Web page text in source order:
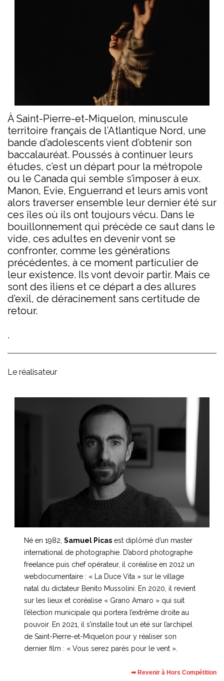
À Saint-Pierre-et-Miquelon, minuscule
territoire français de l’Atlantique Nord, une
bande d’adolescents vient d’obtenir son
baccalauréat. Poussés à continuer leurs
études, c’est un départ pour la métropole
ou le Canada qui semble s’imposer à eux.
Manon, Evie, Enguerrand et leurs amis vont
alors traverser ensemble leur dernier été sur
ces îles où ils ont toujours vécu. Dans le
bouillonnement qui précède ce saut dans le
vide, ces adultes en devenir vont se
confronter, comme les générations
précédentes, à ce moment particulier de
leur existence. Ils vont devoir partir. Mais ce
sont des îliens et ce départ a des allures
d’exil, de déracinement sans certitude de
retour.
.
Le réalisateur
Né en 1982,Samuel Picas est diplômé d’un master
international de photographie. D’abord photographe
freelance puis chef opérateur, il coréalise en 2012 un
webdocumentaire : « La Duce Vita » sur le village
natal du dictateur Benito Mussolini. En 2020, il revient
sur les lieux et coréalise « Grano Amaro » qui suit
l’élection municipale qui portera l’extrême droite au
pouvoir. En 2021, il s’installe tout un été sur l’archipel
de Saint-Pierre-et-Miquelon pour y réaliser son
dernier film : « Vous serez parés pour le vent ».
➡ Revenir à Hors Compétition